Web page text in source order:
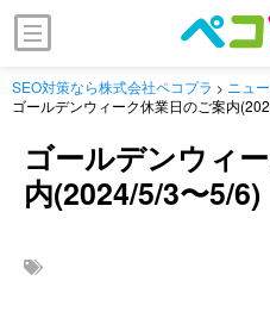
SEO対策なら株式会社ペコプラ > ニュ
ゴールデンウィーク休業日のご案内
ゴールデンウィ
内(2024/5/3〜5/6)